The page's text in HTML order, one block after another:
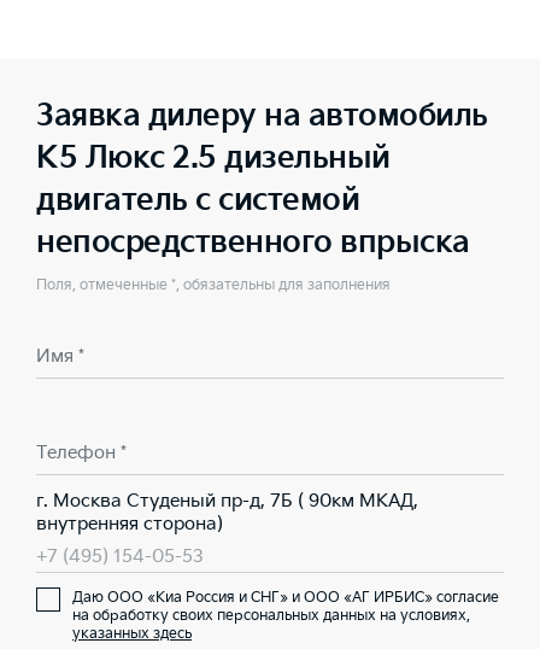
Заявка дилеру на автомобиль
K5 Люкс 2.5 дизельный
двигатель с системой
непосредственного впрыска
Поля, отмеченные *, обязательны для заполнения
Имя *
Телефон *
г. Москва Студеный пр-д, 7Б ( 90км МКАД,
внутренняя сторона)
+7 (495) 154-05-53
Даю ООО «Киа Россия и СНГ» и ООО «АГ ИРБИС» согласие
на обработку своих персональных данных на условиях,
указанных здесь